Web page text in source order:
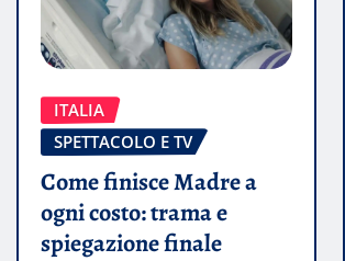
ITALIA
SPETTACOLO E TV
Come finisce Madre a
ogni costo: trama e
spiegazione finale